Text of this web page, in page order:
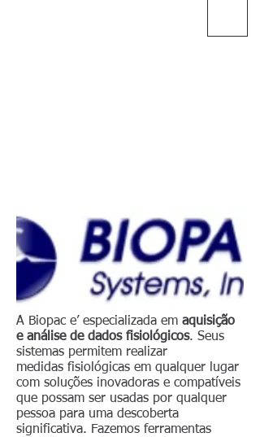
A Biopac e’ especializada em aquisição
e análise de dados fisiológicos. Seus
sistemas permitem realizar
medidas fisiológicas em qualquer lugar
com soluções inovadoras e compatíveis
que possam ser usadas por qualquer
pessoa para uma descoberta
significativa. Fazemos ferramentas